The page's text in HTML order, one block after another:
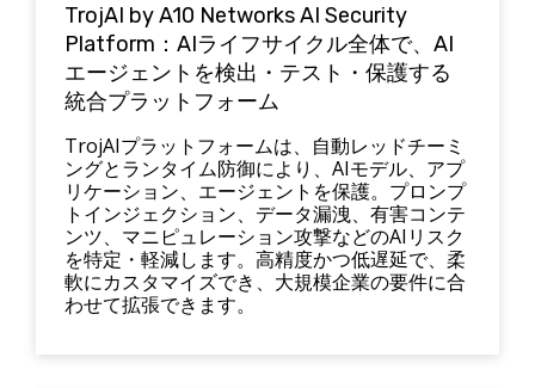
TrojAI by A10 Networks AI Security
Platform：AIライフサイクル全体で、AI
エージェントを検出・テスト・保護する
統合プラットフォーム
TrojAIプラットフォームは、自動レッドチーミ
ングとランタイム防御により、AIモデル、アプ
リケーション、エージェントを保護。プロンプ
トインジェクション、データ漏洩、有害コンテ
ンツ、マニピュレーション攻撃などのAIリスク
を特定・軽減します。高精度かつ低遅延で、柔
軟にカスタマイズでき、大規模企業の要件に合
わせて拡張できます。